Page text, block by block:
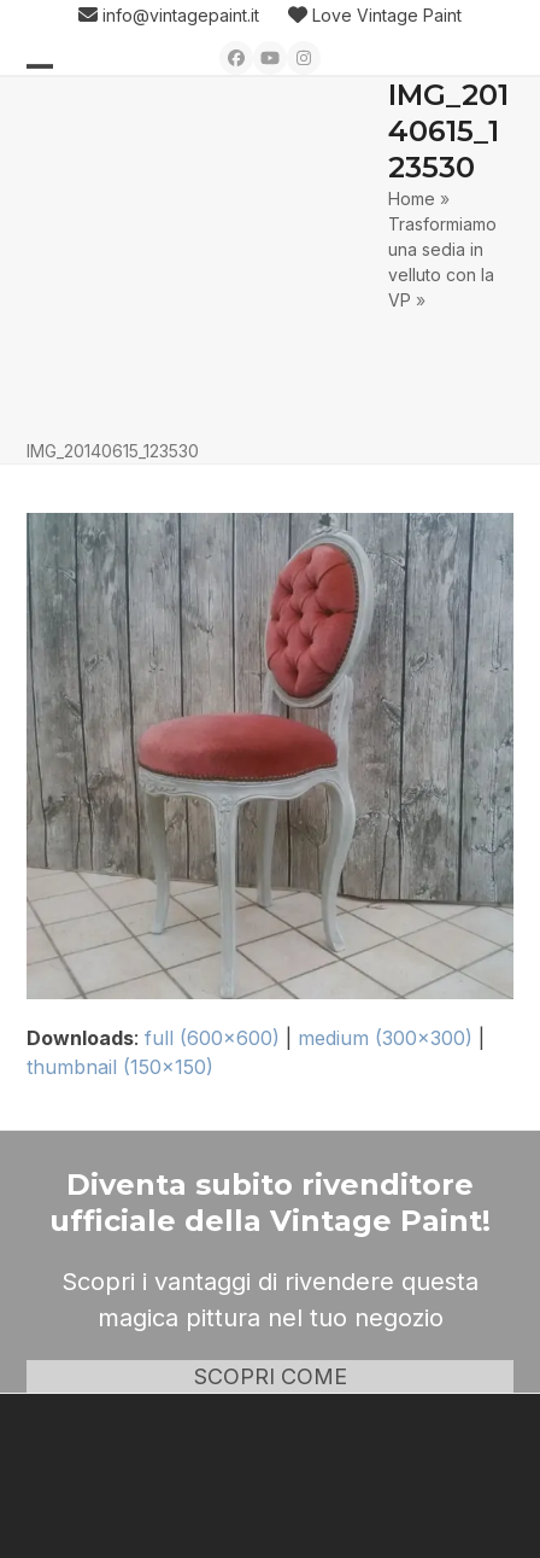
content
info@vintagepaint.it Love Vintage Paint
Facebook
YouTubeInstagram
IMG_201
40615_1
23530
Home »
Trasformiamo
una sedia in
velluto con la
VP »
IMG_20140615_123530
Downloads:full (600x600) medium (300x300)
thumbnail (150x150)
Diventa subito rivenditore
ufficiale della Vintage Paint!
Scopri i vantaggi di rivendere questa
magica pittura nel tuo negozio
SCOPRI COME